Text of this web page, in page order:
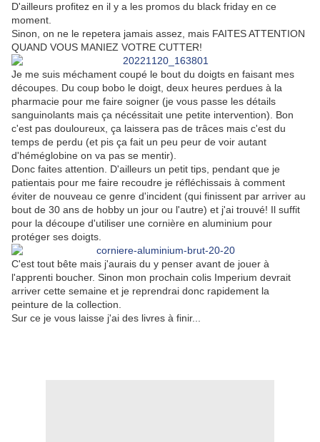
D'ailleurs profitez en il y a les promos du black friday en ce
moment.
Sinon, on ne le repetera jamais assez, mais FAITES ATTENTION
QUAND VOUS MANIEZ VOTRE CUTTER!
Je me suis méchament coupé le bout du doigts en faisant mes
découpes. Du coup bobo le doigt, deux heures perdues à la
pharmacie pour me faire soigner (je vous passe les détails
sanguinolants mais ça nécéssitait une petite intervention). Bon
c'est pas douloureux, ça laissera pas de trâces mais c'est du
temps de perdu (et pis ça fait un peu peur de voir autant
d'héméglobine on va pas se mentir).
Donc faites attention. D'ailleurs un petit tips, pendant que je
patientais pour me faire recoudre je réfléchissais à comment
éviter de nouveau ce genre d'incident (qui finissent par arriver au
bout de 30 ans de hobby un jour ou l'autre) et j'ai trouvé! Il suffit
pour la découpe d'utiliser une cornière en aluminium pour
protéger ses doigts.
C'est tout bête mais j'aurais du y penser avant de jouer à
l'apprenti boucher. Sinon mon prochain colis Imperium devrait
arriver cette semaine et je reprendrai donc rapidement la
peinture de la collection.
Sur ce je vous laisse j'ai des livres à finir...